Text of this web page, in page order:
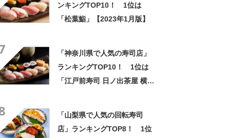
ンキングTOP10！ 1位は
「松葉鮨」【2023年1月版】
「神奈川県で人気の寿司店」
ランキングTOP10！ 1位は
「江戸前寿司 日ノ出茶屋 横
「山梨県で人気の回転寿司
店」ランキングTOP8！ 1位